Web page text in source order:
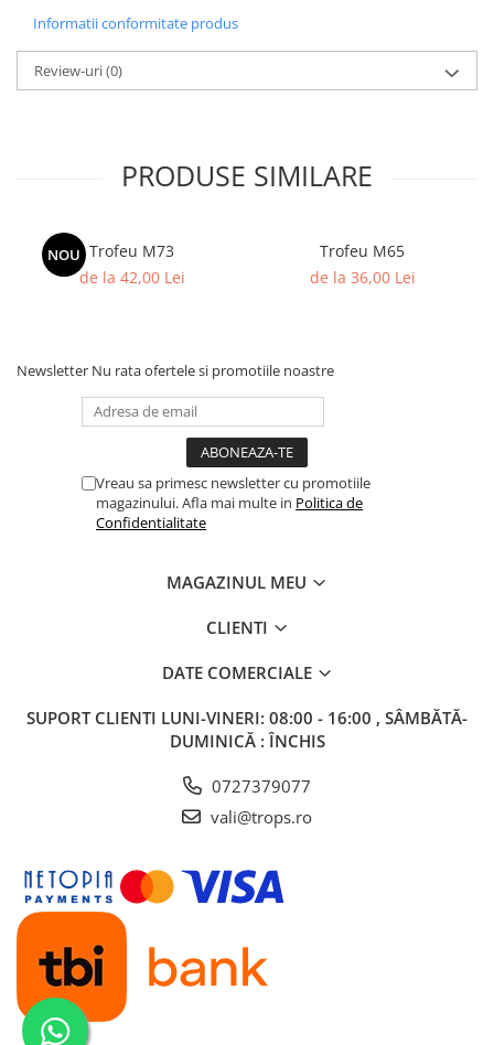
Informatii conformitate produs
Review-uri(0)
PRODUSE SIMILARE
NOU Trofeu M73
de la 42,00 Lei
Trofeu M65
de la 36,00 Lei
Newsletter Nu rata ofertele si promotiile noastre
Vreau sa primesc newsletter cu promotiile
magazinului. Afla mai multe in Politica de
Confidentialitate
MAGAZINUL MEU
CLIENTI
DATE COMERCIALE
SUPORT CLIENTI LUNI-VINERI: 08:00 - 16:00 , SÂMBĂTĂ-
DUMINICĂ : ÎNCHIS
0727379077
vali@trops.ro